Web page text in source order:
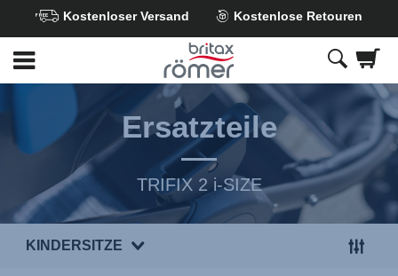
Hauptinhalt
springen
Kostenloser Versand Kostenlose Retouren
Ersatzteile
TRIFIX 2 i-SIZE
KINDERSITZE